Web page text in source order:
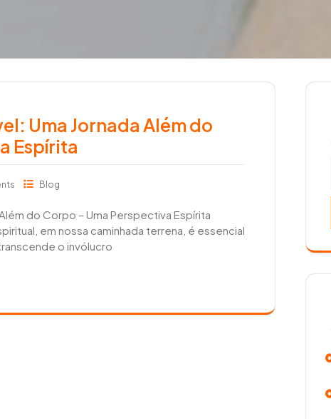
Uma Jornada Além do
Espírita
Blog
do Corpo – Uma Perspectiva Espírita
em nossa caminhada terrena, é essencial
o invólucro